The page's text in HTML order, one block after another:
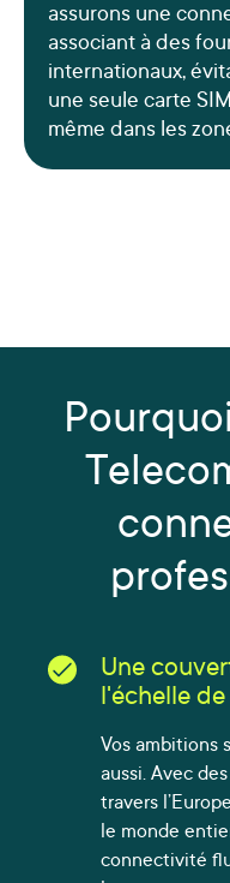
assurons une
associant à des
internationaux,
une seule carte
même dans les
Une
l'échelle
Vos ambitions
aussi. Avec
travers
le monde
connectivité